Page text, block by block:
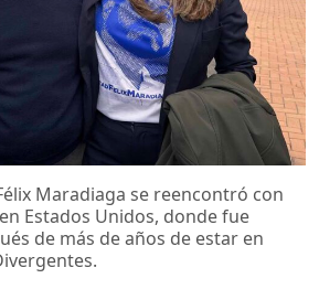
Maradiaga se reencontró con
Estados Unidos, donde fue
de más de años de estar en